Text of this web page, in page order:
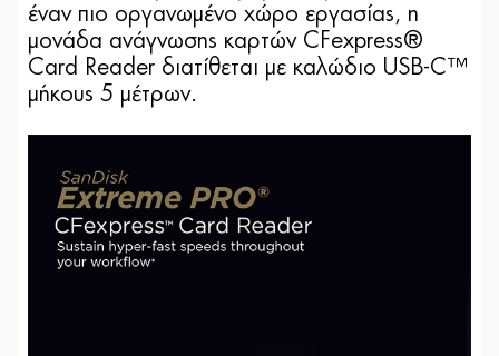
έναν πιο οργανωμένο χώρο εργασίας, η
μονάδα ανάγνωσης καρτών CFexpress®
Card Reader διατίθεται με καλώδιο USB-C™
μήκους 5 μέτρων.